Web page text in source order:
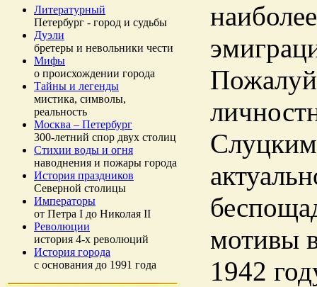
Литературный
Петербург - город и судьбы
Дуэли
бретеры и невольники чести
Мифы
о происхождении города
Тайны и легенды
мистика, символы,
реальность
Москва – Петербург
300-летний спор двух столиц
Стихии воды и огня
наводнения и пожары города
История праздников
Северной столицы
Императоры
от Петра I до Николая II
Революции
история 4-х революций
История города
с основания до 1991 года
мотивы
1942